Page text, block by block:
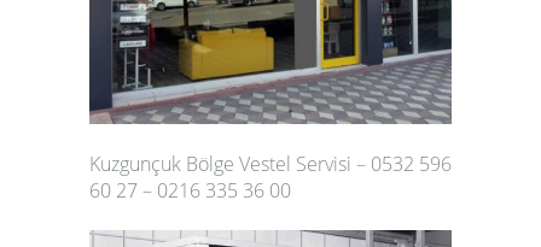
Kuzgunçuk Bölge Vestel Servisi – 0532 596
60 27 – 0216 335 36 00